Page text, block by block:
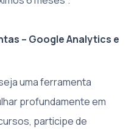
– Google Analytics e
uma ferramenta
profundamente em
participe de